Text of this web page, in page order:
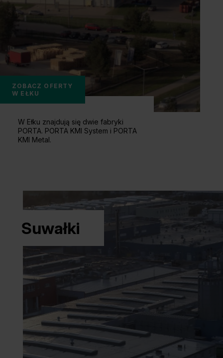
W Ełku znajdują się dwie fabryki
PORTA. PORTA KMI System i PORTA
KMI Metal.
ZOBACZ OFERTY
W EŁKU
Suwałki